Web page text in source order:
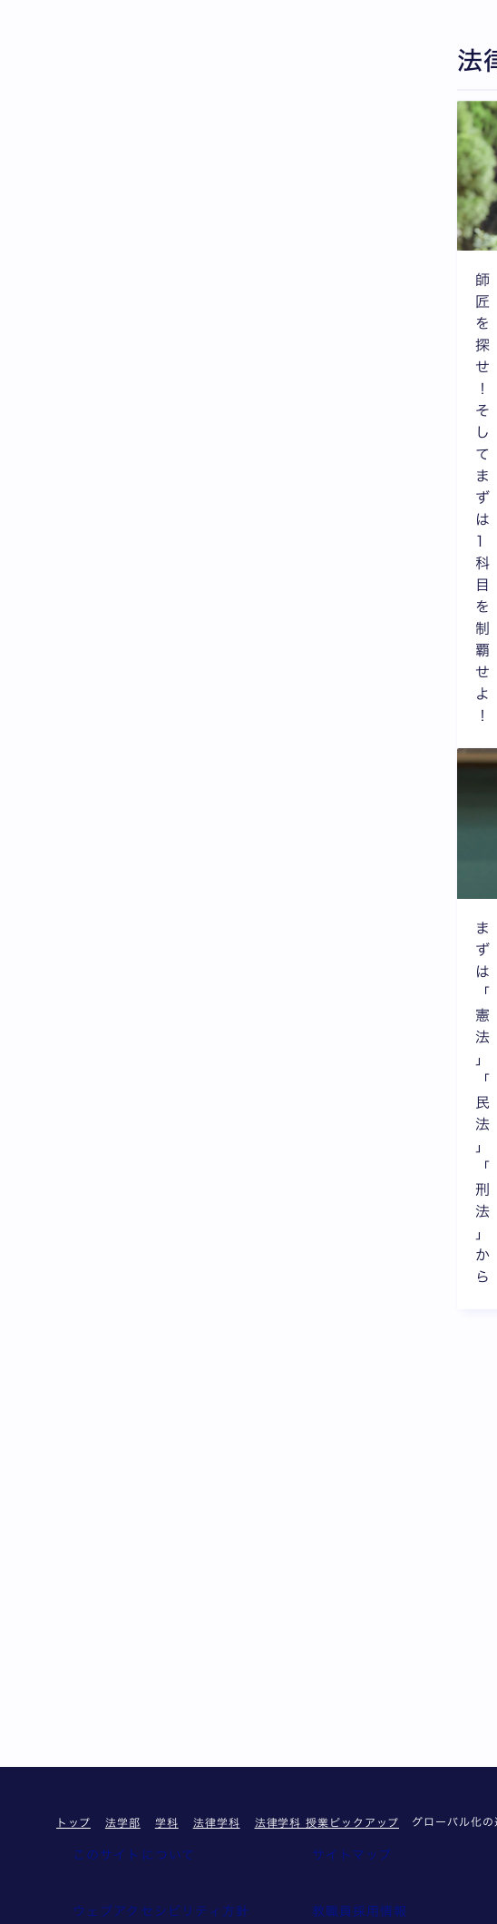
法
全3
師
匠
を
探
せ
！
そ
し
て
ま
ず
は
1
科
目
を
制
覇
せ
よ
！
ま
ず
は
「
憲
法
」
「
民
法
」
「
刑
法
」
か
ら
トップ 法学部 学科 法律学科 法律学科 授業ピックアップ グローバル化
このサイトについて サイトマップ
ウェブアクセシビリティ方針 教職員採用情報